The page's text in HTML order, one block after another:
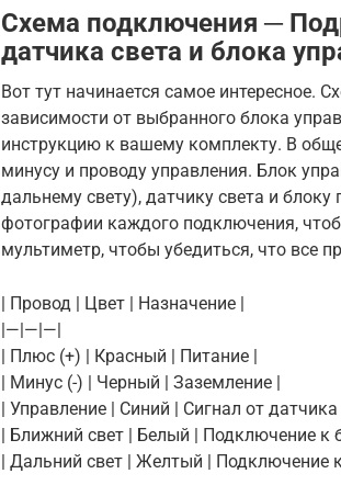
Схема подключения ─
датчика света и блока
Вот тут начинается самое интересное.
зависимости от выбранного блока
инструкцию к вашему комплекту. В
минусу и проводу управления. Блок
дальнему свету), датчику света и
фотографии каждого подключения,
мультиметр, чтобы убедиться, что все
| Провод | Цвет | Назначение |
|—|—|—|
| Плюс (+) | Красный | Питание |
| Минус (-) | Черный | Заземление |
| Управление | Синий | Сигнал от датчика
| Ближний свет | Белый | Подключение к
| Дальний свет | Желтый | Подключение